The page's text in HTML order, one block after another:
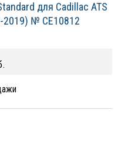
для Cadillac ATS
2019) № CE10812